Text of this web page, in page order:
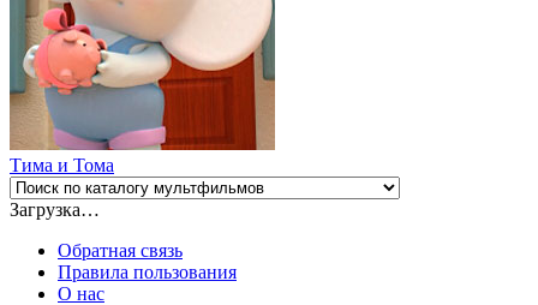
Тима и Тома
Загрузка…
Обратная связь
Правила пользования
О нас